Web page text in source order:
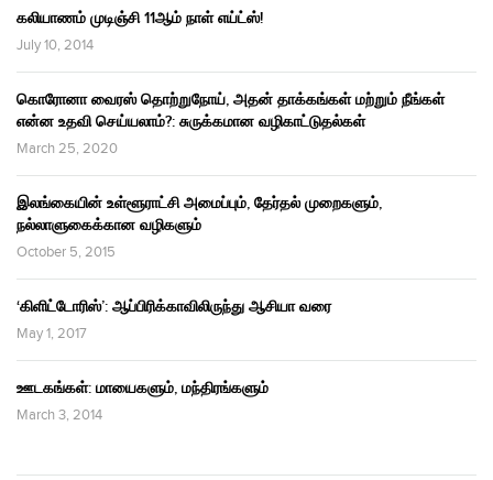
கலியாணம் முடிஞ்சி 11ஆம் நாள் எய்ட்ஸ்!
July 10, 2014
கொரோனா வைரஸ் தொற்றுநோய், அதன் தாக்கங்கள் மற்றும் நீங்கள்
என்ன உதவி செய்யலாம்?: சுருக்கமான வழிகாட்டுதல்கள்
March 25, 2020
இலங்கையின் உள்ளூராட்சி அமைப்பும், தேர்தல் முறைகளும்,
நல்லாளுகைக்கான வழிகளும்
October 5, 2015
‘கிளிட்டோரிஸ்’: ஆப்பிரிக்காவிலிருந்து ஆசியா வரை
May 1, 2017
ஊடகங்கள்: மாயைகளும், மந்திரங்களும்
March 3, 2014